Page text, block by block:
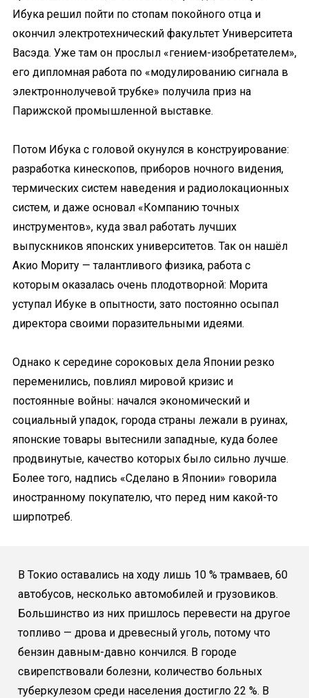
Ибука решил пойти по стопам покойного отца и
окончил электротехнический факультет Университета
Васэда. Уже там он прослыл «гением-изобретателем»,
его дипломная работа по «модулированию сигнала в
электроннолучевой трубке» получила приз на
Парижской промышленной выставке.
Потом Ибука с головой окунулся в конструирование:
разработка кинескопов, приборов ночного видения,
термических систем наведения и радиолокационных
систем, и даже основал «Компанию точных
инструментов», куда звал работать лучших
выпускников японских университетов. Так он нашёл
Акио Мориту — талантливого физика, работа с
которым оказалась очень плодотворной: Морита
уступал Ибуке в опытности, зато постоянно осыпал
директора своими поразительными идеями.
Однако к середине сороковых дела Японии резко
переменились, повлиял мировой кризис и
постоянные войны: начался экономический и
социальный упадок, города страны лежали в руинах,
японские товары вытеснили западные, куда более
продвинутые, качество которых было сильно лучше.
Более того, надпись «Сделано в Японии» говорила
иностранному покупателю, что перед ним какой-то
ширпотреб.
В Токио оставались на ходу лишь 10 % трамваев, 60
автобусов, несколько автомобилей и грузовиков.
Большинство из них пришлось перевести на другое
топливо — дрова и древесный уголь, потому что
бензин давным-давно кончился. В городе
свирепствовали болезни, количество больных
туберкулезом среди населения достигло 22 %. В